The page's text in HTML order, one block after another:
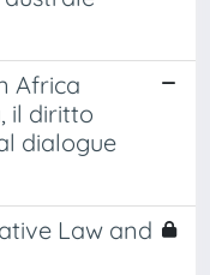
Africa
il diritto
dialogue
Law and